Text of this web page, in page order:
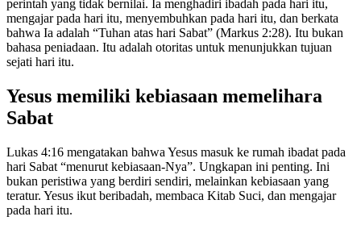
perintah yang tidak bernilai. Ia menghadiri ibadah pada hari itu,
mengajar pada hari itu, menyembuhkan pada hari itu, dan berkata
bahwa Ia adalah “Tuhan atas hari Sabat” (Markus 2:28). Itu bukan
bahasa peniadaan. Itu adalah otoritas untuk menunjukkan tujuan
sejati hari itu.
Yesus memiliki kebiasaan memelihara
Sabat
Lukas 4:16 mengatakan bahwa Yesus masuk ke rumah ibadat pada
hari Sabat “menurut kebiasaan-Nya”. Ungkapan ini penting. Ini
bukan peristiwa yang berdiri sendiri, melainkan kebiasaan yang
teratur. Yesus ikut beribadah, membaca Kitab Suci, dan mengajar
pada hari itu.